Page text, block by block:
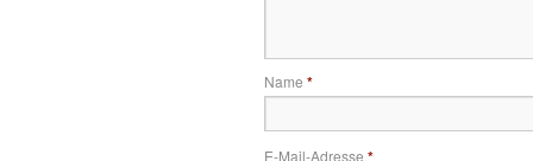
Name *
E-Mail-Adresse *